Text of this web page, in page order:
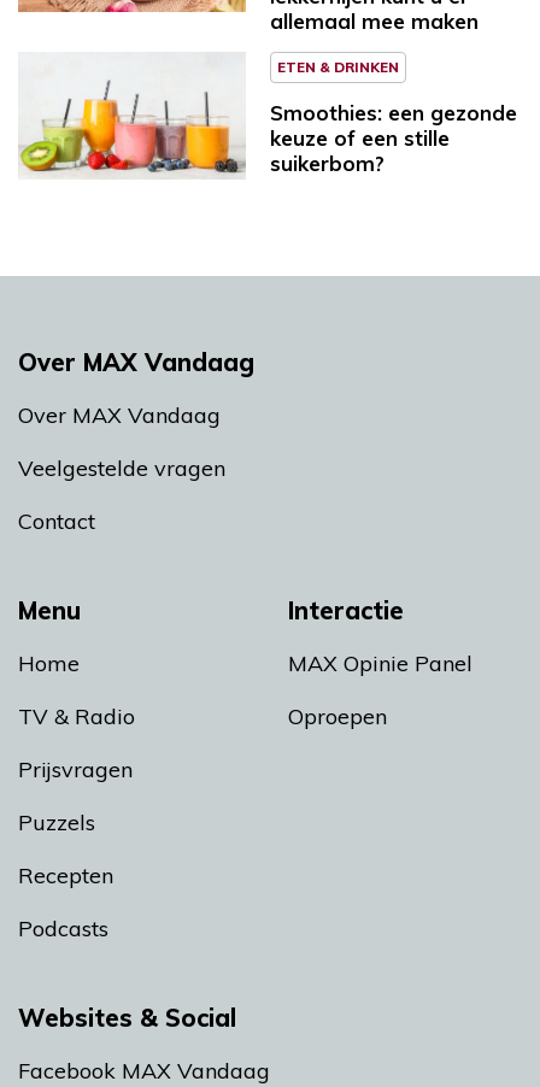
allemaal mee maken
ETEN & DRINKEN
Smoothies: een gezonde
keuze of een stille
suikerbom?
Menu
Home
TV & Radio
Prijsvragen
Puzzels
Recepten
Podcasts
Interactie
MAX Opinie Panel
Oproepen
Over MAX Vandaag
Over MAX Vandaag
Veelgestelde vragen
Contact
Websites & Social
Facebook MAX Vandaag